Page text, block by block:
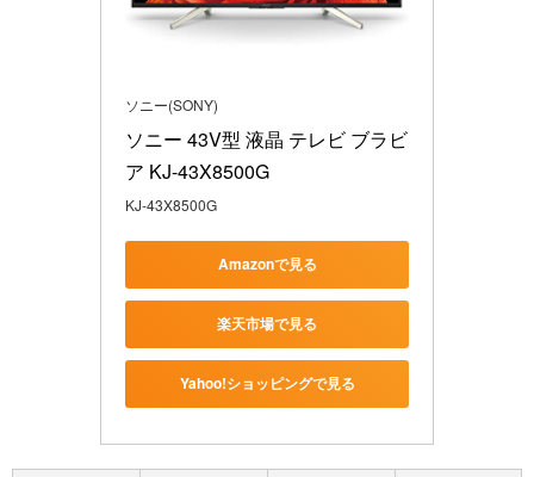
ソニー(SONY)
ソニー 43V型 液晶 テレビ ブラビ
ア KJ-43X8500G
KJ-43X8500G
Amazonで見る
楽天市場で見る
Yahoo!ショッピングで見る